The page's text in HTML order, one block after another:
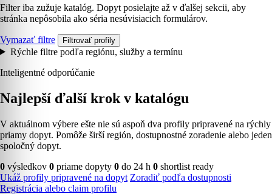
Filter iba zužuje katalóg. Dopyt posielajte až v ďalšej sekcii, aby
stránka nepôsobila ako séria nesúvisiacich formulárov.
Vymazať filtre Filtrovať profily
Rýchle filtre podľa regiónu, služby a termínu
Inteligentné odporúčanie
Najlepší ďalší krok v katalógu
V aktuálnom výbere ešte nie sú aspoň dva profily pripravené na rýchly
priamy dopyt. Pomôže širší región, dostupnostné zoradenie alebo jeden
spoločný dopyt.
0 výsledkov 0 priame dopyty 0 do 24 h 0 shortlist ready
Ukáž profily pripravené na dopyt Zoradiť podľa dostupnosti
Registrácia alebo claim profilu